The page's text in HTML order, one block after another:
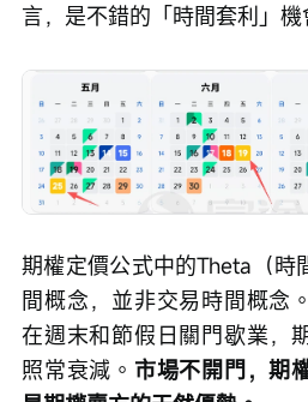
言，是不錯的「時間套利」機
期權定價公式中的Theta（時
間概念，並非交易時間概念
在週末和節假日關門歇業，
照常衰減。 市場不開門，期